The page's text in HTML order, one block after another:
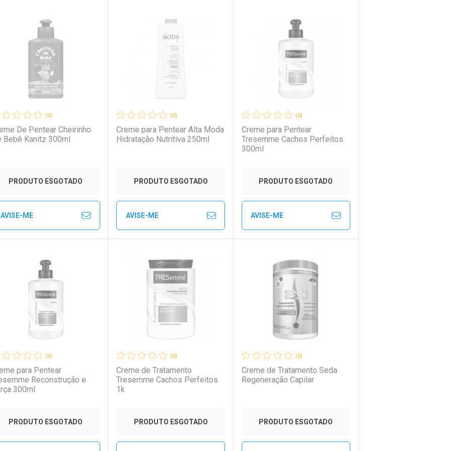
Ativar Desconto
Comprar sem Desconto
Menos
Comprar sem Desconto
Laboratório
Ver Desconto Convênio
Por Menos Laboratório
Ver Desconto Convênio
Por Menos
(0)
De Pentear Cheirinho
Bebê Kanitz 300ml
PRODUTO ESGOTADO
AVISE-ME
Menos
(0)
Creme para Pentear Alta Moda
Hidratação Nutritiva 250ml
PRODUTO ESGOTADO
AVISE-ME
Laboratório
Por Menos
(0)
Creme para Pentear
Tresemme Cachos Perfeitos
300ml
PRODUTO ESGOTADO
AVISE-ME
Laboratório
Por Menos
(0)
para Pentear
Reconstrução e
300ml
PRODUTO ESGOTADO
(0)
Creme de Tratamento
Tresemme Cachos Perfeitos
1k
PRODUTO ESGOTADO
(0)
Creme de Tratamento Seda
Regeneração Capilar
PRODUTO ESGOTADO